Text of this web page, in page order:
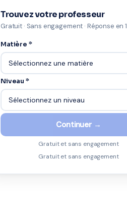
Trouvez votre professeur
Gratuit · Sans engagement · Réponse en
Matière *
Niveau *
Continuer →
Gratuit et sans engagement
Gratuit et sans engagement